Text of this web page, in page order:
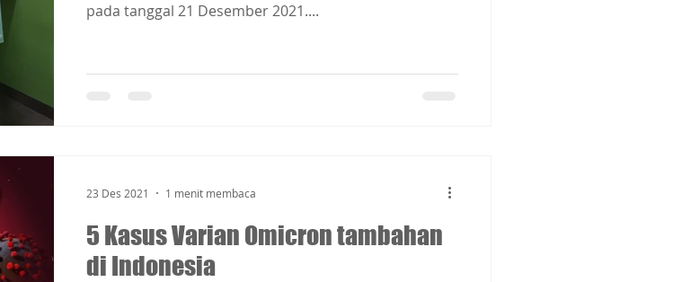
pada tanggal 21 Desember 2021....
5 Kasus Varian Omicron tambahan
di Indonesia
23 Des 2021 1 menit membaca